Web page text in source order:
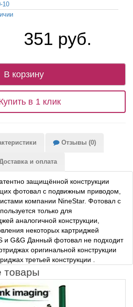
10
351 руб.
В корзину
в 1 клик
Отзывы (0)
и оплата
защищённой конструкции
фотовал с подвижным приводом,
компании NineStar. Фотовал с
только для
аналогичной конструкции,
некоторых картриджей
и G&G Данный фотовал не подходит
оригинальной конструкции
третьей конструкции .
товары